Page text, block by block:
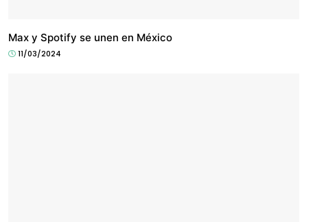
Max y Spotify se unen en México
11/03/2024